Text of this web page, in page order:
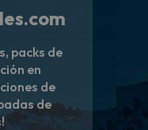
packs de
en
de
de